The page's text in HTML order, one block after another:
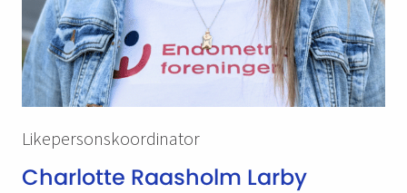
Likepersonskoordinator
Charlotte Raasholm Larby